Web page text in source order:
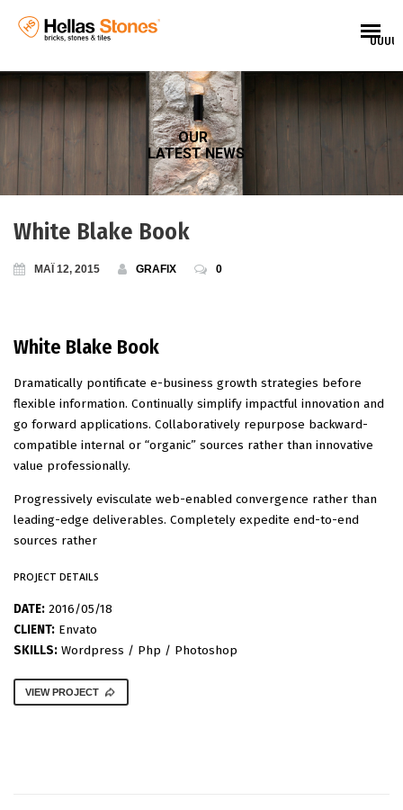
EL
OUR
LATEST NEWS
White Blake Book
ΜΑΪ 12, 2015 GRAFIX 0
White Blake Book
Dramatically pontificate e-business growth strategies before
flexible information. Continually simplify impactful innovation and
go forward applications. Collaboratively repurpose backward-
compatible internal or “organic” sources rather than innovative
value professionally.
Progressively evisculate web-enabled convergence rather than
leading-edge deliverables. Completely expedite end-to-end
sources rather
PROJECT DETAILS
DATE: 2016/05/18
CLIENT: Envato
SKILLS: Wordpress / Php / Photoshop
VIEW PROJECT